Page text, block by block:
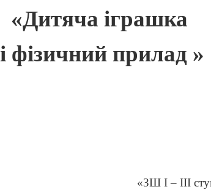
«Дитяча іграшка
і фізичний прилад »
«ЗШ І – ІІІ